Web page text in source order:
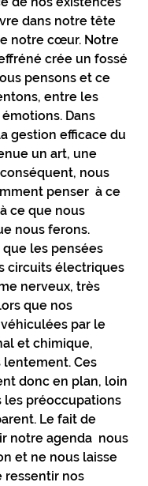
dans notre tête
notre cœur. Notre
crée un fossé
pensons et ce
entre les
Dans
gestion efficace du
un art, une
nous
penser  à ce
ce que nous
nous ferons.
les pensées
circuits électriques
nerveux, très
que nos
par le
et chimique,
Ces
donc en plan, loin
préoccupations
Le fait de
notre agenda  nous
et ne nous laisse
ressentir nos